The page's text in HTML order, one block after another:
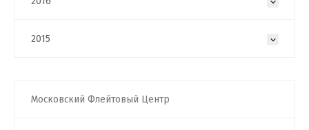
2015
Московский Флейтовый Центр